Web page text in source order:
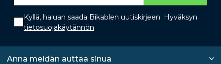
Kyllä, haluan saada Bikablen uutiskirjeen. Hyväksyn
tietosuojakäytännön.
Anna meidän auttaa sinua